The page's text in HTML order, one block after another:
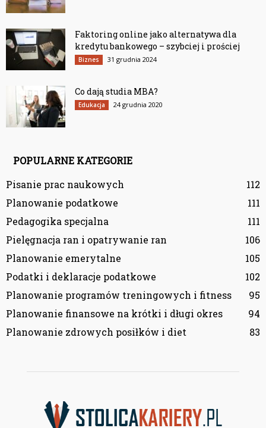
Faktoring online jako alternatywa dla
kredytu bankowego – szybciej i prościej
Biznes 31 grudnia 2024
Co dają studia MBA?
Edukacja 24 grudnia 2020
POPULARNE KATEGORIE
Pisanie prac naukowych
112
Planowanie podatkowe
111
Pedagogika specjalna
111
Pielęgnacja ran i opatrywanie ran
106
Planowanie emerytalne
105
Podatki i deklaracje podatkowe
102
Planowanie programów treningowych i fitness
95
Planowanie finansowe na krótki i długi okres
94
Planowanie zdrowych posiłków i diet
83